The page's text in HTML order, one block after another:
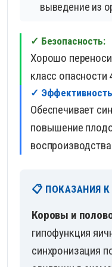
выведение из
✓ Безопасность:
Хорошо
класс
✓
Обеспечивает
повышение
📋 ПОКАЗАНИЯ
Коровы и
гипофункция
синхронизация